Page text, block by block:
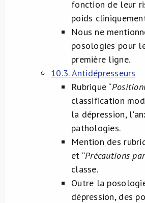
fonction de leur
poids
Nous ne
posologies pour
première ligne.
10.3. Antidépresseurs
Rubrique “
classification
la dépression,
pathologies.
Mention des
et “Précautions
classe.
Outre la
dépression, des